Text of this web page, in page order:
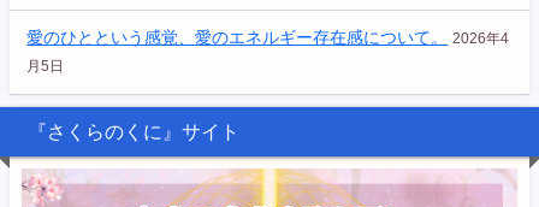
愛のひとという感覚、愛のエネルギー存在感について。
2026年4
月5日
『さくらのくに』サイト